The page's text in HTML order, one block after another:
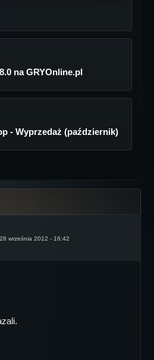
na GRYOnline.pl
- Wyprzedaż (październik)
września 2012 - 16:42